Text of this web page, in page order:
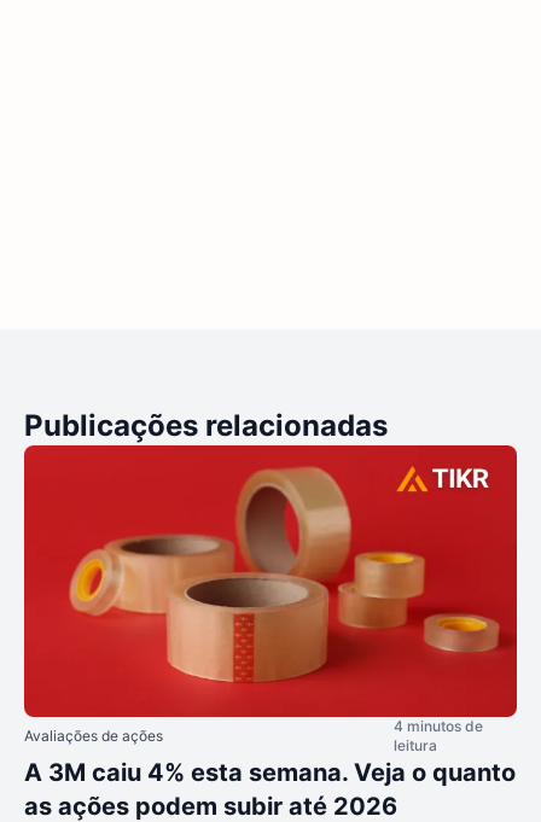
Publicações relacionadas
Avaliações de ações
4 minutos de
leitura
A 3M caiu 4% esta semana. Veja o quanto
as ações podem subir até 2026